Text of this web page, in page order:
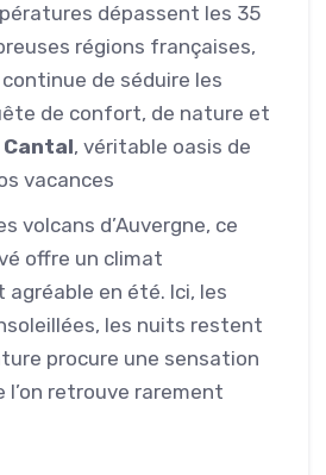
dépassent les 35
régions françaises,
de séduire les
de confort, de nature et
Cantal, véritable oasis de
vacances
volcans d’Auvergne, ce
offre un climat
en été. Ici, les
les nuits restent
procure une sensation
l’on retrouve rarement